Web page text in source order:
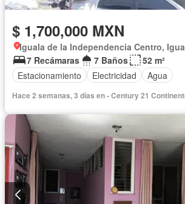
$ 1,700,000 MXN
7 Recámaras
7 Baños
52 m²
Estacionamiento
Electricidad Agua
Hace 2 semanas, 3 días en - Century 21